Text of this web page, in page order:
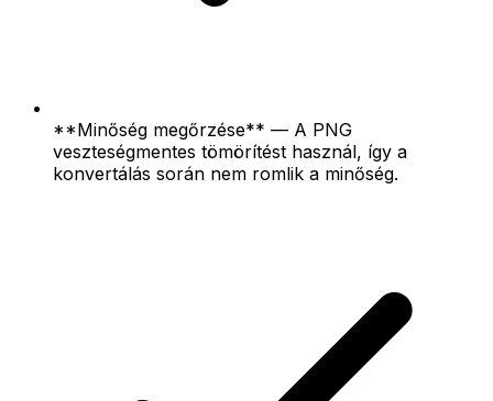
**Minőség megőrzése** — A PNG
veszteségmentes tömörítést használ, így a
konvertálás során nem romlik a minőség.